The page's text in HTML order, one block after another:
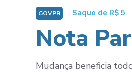
GOVPR Saque de R$ 5
Nota
Mudança beneficia